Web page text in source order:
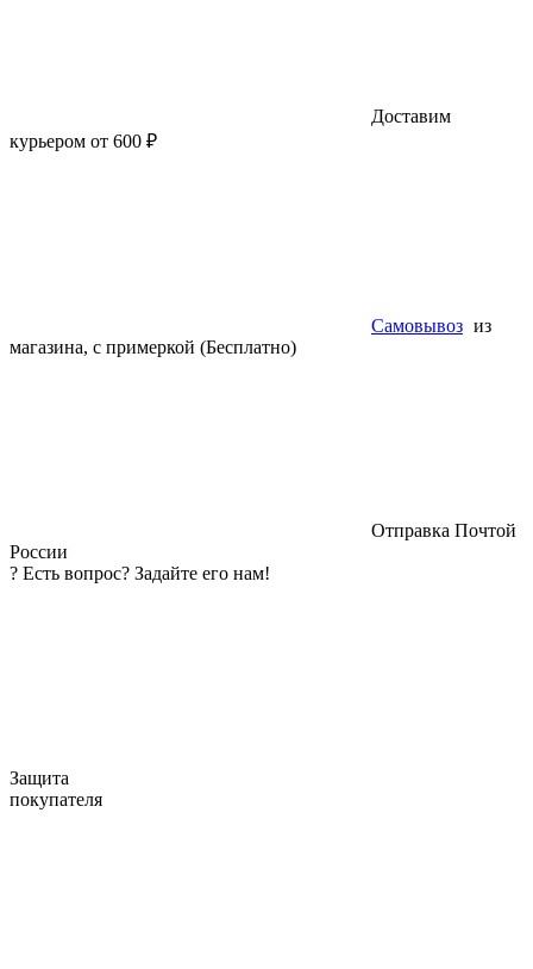
Доставим
курьером от 600 ₽
Самовывоз из
магазина, с примеркой (Бесплатно)
Отправка Почтой
России
? Есть вопрос? Задайте его нам!
Защита
покупателя